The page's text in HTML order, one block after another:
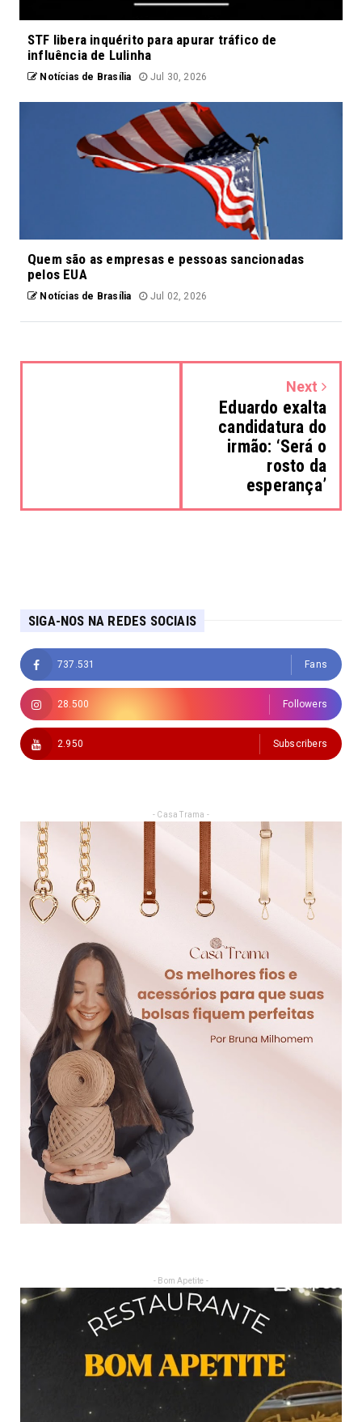
STF libera inquérito para apurar tráfico de
influência de Lulinha
Notícias de Brasília Jul 30, 2026
Quem são as empresas e pessoas sancionadas
pelos EUA
Notícias de Brasília Jul 02, 2026
Next
Eduardo exalta
candidatura do
irmão: ‘Será o
rosto da
esperança’
SIGA-NOS NA REDES SOCIAIS
737.531 Fans
28.500 Followers
2.950 Subscribers
- Casa Trama -
- Bom Apetite -